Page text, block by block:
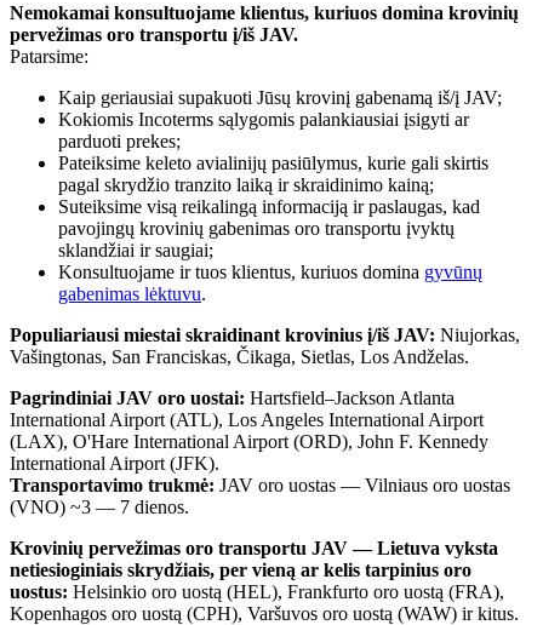
Nemokamai konsultuojame klientus, kuriuos domina krovinių
pervežimas oro transportu į/iš JAV.
Patarsime:
Kaip geriausiai supakuoti Jūsų krovinį gabenamą iš/į JAV;
Kokiomis Incoterms sąlygomis palankiausiai įsigyti ar
parduoti prekes;
Pateiksime keleto avialinijų pasiūlymus, kurie gali skirtis
pagal skrydžio tranzito laiką ir skraidinimo kainą;
Suteiksime visą reikalingą informaciją ir paslaugas, kad
pavojingų krovinių gabenimas oro transportu įvyktų
sklandžiai ir saugiai;
Konsultuojame ir tuos klientus, kuriuos domina gyvūnų
gabenimas lėktuvu.
Populiariausi miestai skraidinant krovinius į/iš JAV: Niujorkas,
Vašingtonas, San Franciskas, Čikaga, Sietlas, Los Andželas.
Pagrindiniai JAV oro uostai: Hartsfield–Jackson Atlanta
International Airport (ATL), Los Angeles International Airport
(LAX), O'Hare International Airport (ORD), John F. Kennedy
International Airport (JFK).
Transportavimo trukmė: JAV oro uostas — Vilniaus oro uostas
(VNO) ~3 — 7 dienos.
Krovinių pervežimas oro transportu JAV — Lietuva vyksta
netiesioginiais skrydžiais, per vieną ar kelis tarpinius oro
uostus: Helsinkio oro uostą (HEL), Frankfurto oro uostą (FRA),
Kopenhagos oro uostą (CPH), Varšuvos oro uostą (WAW) ir kitus.